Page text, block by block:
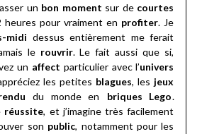
un bon moment sur de courtes
heures pour vraiment en profiter. Je
midi dessus entièrement me ferait
le rouvrir. Le fait aussi que si,
un affect particulier avec l’univers
les petites blagues, les jeux
du monde en briques Lego.
réussite, et j’imagine très facilement
son public, notamment pour les